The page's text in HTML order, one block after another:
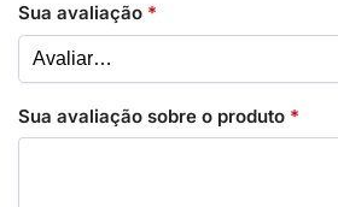
Sua avaliação *
Sua avaliação sobre o produto *